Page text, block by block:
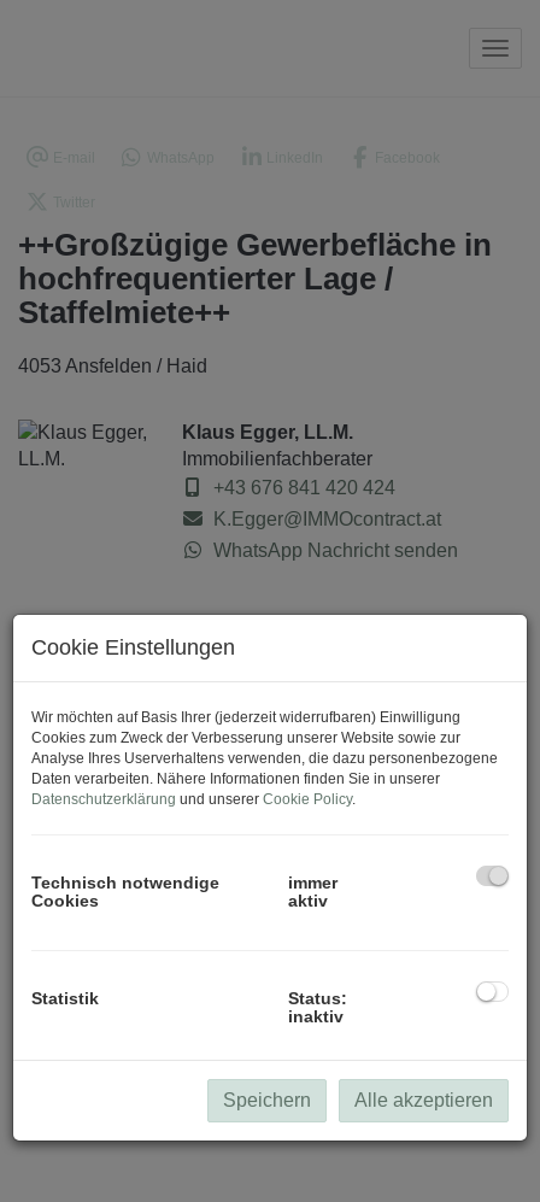
++Großzügige Gewerbefläche in
hochfrequentierter Lage /
Staffelmiete++
4053 Ansfelden / Haid
Klaus Egger, LL.M.
Immobilienfachberater
+43 676 841 420 424
K.Egger@IMMOcontract.at
WhatsApp Nachricht senden
Cookie Einstellungen
Wir möchten auf Basis Ihrer (jederzeit widerrufbaren) Einwilligung
Cookies zum Zweck der Verbesserung unserer Website sowie zur
Analyse Ihres Userverhaltens verwenden, die dazu personenbezogene
Daten verarbeiten. Nähere Informationen finden Sie in unserer
Datenschutzerklärung und unserer Cookie Policy.
Technisch notwendige
Cookies
immer
aktiv
Statistik
Status:
inaktiv
Speichern Alle akzeptieren